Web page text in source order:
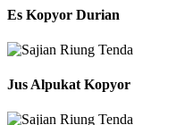
Es Kopyor Durian
Jus Alpukat Kopyor